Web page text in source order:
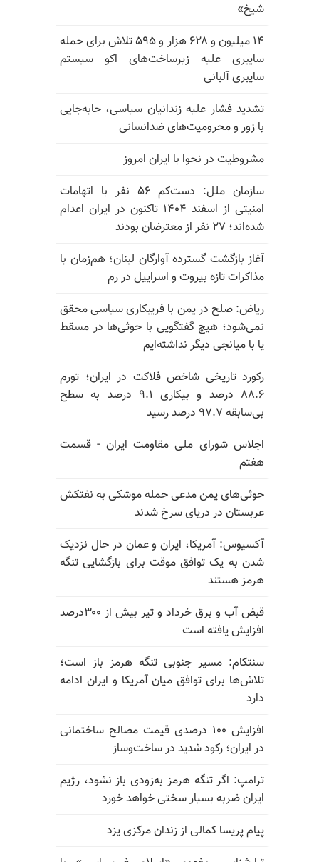
شیخ»
۱۴ میلیون و ۶۲۸ هزار و ۵۹۵ تلاش برای حمله
سایبری علیه زیرساخت‌های اکو سیستم
سایبری آلبانی
تشدید فشار علیه زندانیان سیاسی، جابه‌جایی
با زور و محرومیت‌های ضدانسانی
مشروطیت در نجوا با ایران امروز
سازمان ملل: دست‌کم ۵۶ نفر با اتهامات
امنیتی از اسفند ۱۴۰۴ تاکنون در ایران اعدام
شده‌اند؛ ۲۷ نفر از معترضان بودند
آغاز بازگشت گسترده آوارگان لبنان؛ هم‌زمان با
مذاکرات تازه بیروت و اسراییل در رم
ریاض: صلح در یمن با فریبکاری سیاسی محقق
نمی‌شود؛ هیچ گفتگویی با حوثی‌ها در مسقط
یا با میانجی دیگر نداشته‌ایم
رکورد تاریخی شاخص فلاکت در ایران؛ تورم
۸۸.۶ درصد و بیکاری ۹.۱ درصد به سطح
بی‌سابقه ۹۷.۷ درصد رسید
اجلاس شورای ملی مقاومت ایران - قسمت
هفتم
حوثی‌های یمن مدعی حمله موشکی به نفتکش
عربستان در دریای سرخ شدند
آکسیوس: آمریکا، ایران و عمان در حال نزدیک
شدن به یک توافق موقت برای بازگشایی تنگه
هرمز هستند
قبض آب و برق خرداد و تیر بیش از ۳۰۰درصد
افزایش یافته است
سنتکام: مسیر جنوبی تنگه هرمز باز است؛
تلاش‌ها برای توافق میان آمریکا و ایران ادامه
دارد
افزایش ۱۰۰ درصدی قیمت مصالح ساختمانی
در ایران؛ رکود شدید در ساخت‌وساز
ترامپ: اگر تنگه هرمز به‌زودی باز نشود، رژیم
ایران ضربه بسیار سختی خواهد خورد
پیام پریسا کمالی از زندان مرکزی یزد